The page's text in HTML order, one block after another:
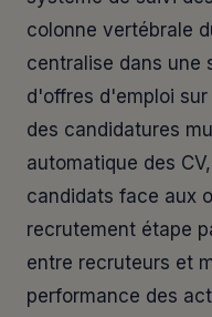
colonne vertébrale
centralise dans une
d'offres d'emploi
des candidatures
automatique des
candidats face aux
recrutement étape
entre recruteurs et
performance des